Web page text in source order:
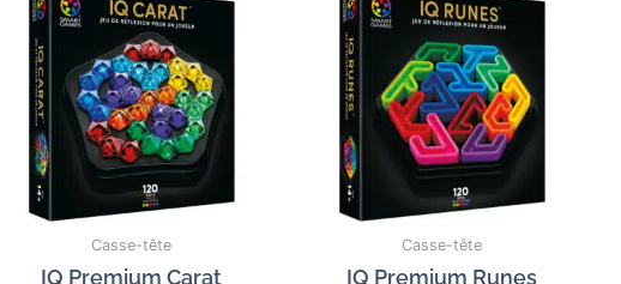
Casse-tête
IQ Premium Carat
Casse-tête
IQ Premium Runes